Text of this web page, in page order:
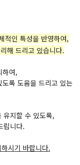
적인 특성을 반영하여,
해 드리고 있습니다.
하여,
록 도움을 드리고 있는
유지할 수 있도록,
립니다.
시기 바랍니다.